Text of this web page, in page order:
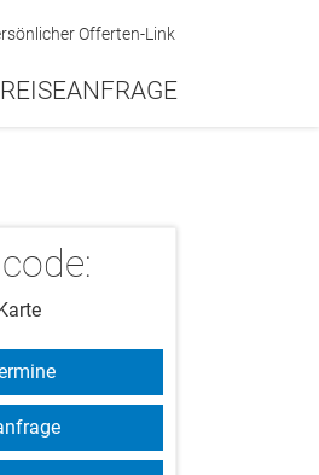
Offerten-Link
REISEANFRAGE